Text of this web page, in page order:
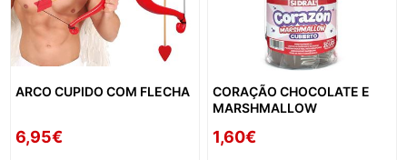
ARCO CUPIDO COM FLECHA
6,95€
CORAÇÃO CHOCOLATE E
MARSHMALLOW
1,60€